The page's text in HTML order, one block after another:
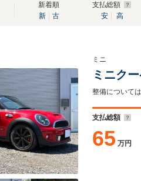
新着順
新
古
支払総額
安
高
ミニ
ミニク
整備について
支払総額
65 万円